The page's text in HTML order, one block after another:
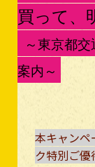
買って、
～東京都
案内～
本キャンペ
ク特別ご優